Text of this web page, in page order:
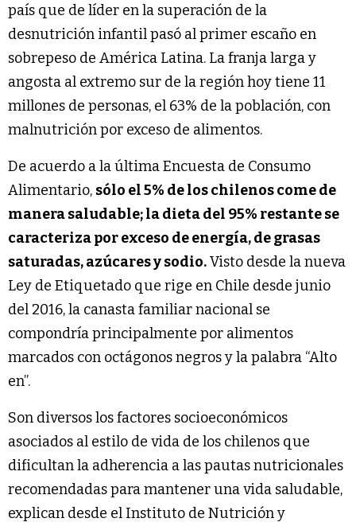
país que de líder en la superación de la
desnutrición infantil pasó al primer escaño en
sobrepeso de América Latina. La franja larga y
angosta al extremo sur de la región hoy tiene 11
millones de personas, el 63% de la población, con
malnutrición por exceso de alimentos.
De acuerdo a la última Encuesta de Consumo
Alimentario, sólo el 5% de los chilenos come de
manera saludable; la dieta del 95% restante se
caracteriza por exceso de energía, de grasas
saturadas, azúcares y sodio.Visto desde la nueva
Ley de Etiquetado que rige en Chile desde junio
del 2016, la canasta familiar nacional se
compondría principalmente por alimentos
marcados con octágonos negros y la palabra “Alto
en”.
Son diversos los factores socioeconómicos
asociados al estilo de vida de los chilenos que
dificultan la adherencia a las pautas nutricionales
recomendadas para mantener una vida saludable,
explican desde el Instituto de Nutrición y